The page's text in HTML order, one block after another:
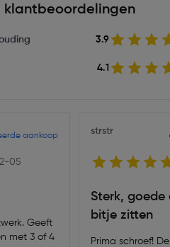
klantbeoordelingen
3.9
4.1
aankoop
05
Geeft
met 3 of 4
strstr
Sterk,
bitje zitten
Prima schroef!